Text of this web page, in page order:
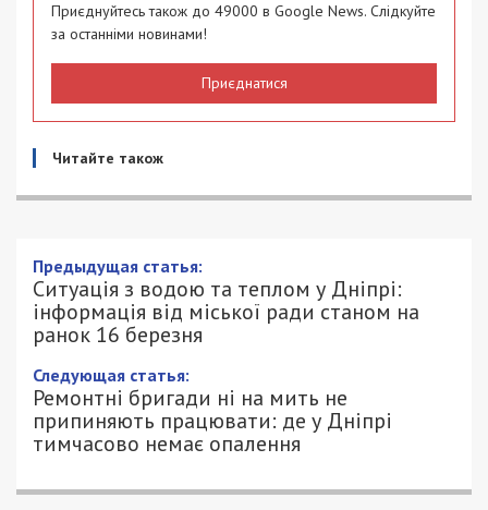
Приєднуйтесь також до 49000 в Google News. Слідкуйте
за останніми новинами!
Приєднатися
Читайте також
Предыдущая статья:
Ситуація з водою та теплом у Дніпрі:
інформація від міської ради станом на
ранок 16 березня
Следующая статья:
Ремонтні бригади ні на мить не
припиняють працювати: де у Дніпрі
тимчасово немає опалення